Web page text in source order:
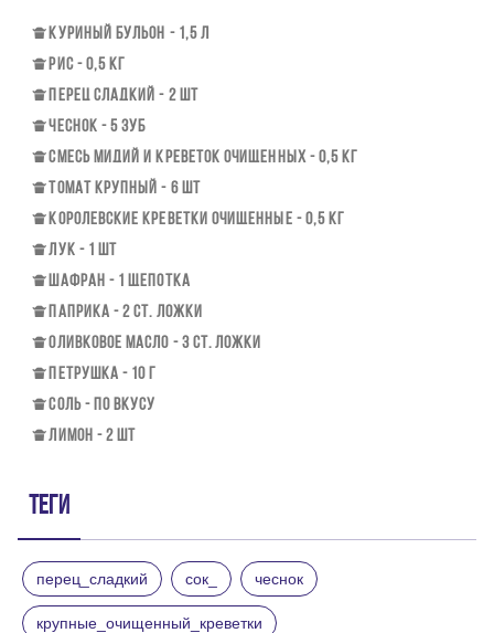
КУРИНЫЙ БУЛЬОН - 1,5 Л
РИС - 0,5 КГ
ПЕРЕЦ СЛАДКИЙ - 2 ШТ
ЧЕСНОК - 5 ЗУБ
СМЕСЬ МИДИЙ И КРЕВЕТОК ОЧИЩЕННЫХ - 0,5 КГ
ТОМАТ КРУПНЫЙ - 6 ШТ
КОРОЛЕВСКИЕ КРЕВЕТКИ ОЧИЩЕННЫЕ - 0,5 КГ
ЛУК - 1 ШТ
ШАФРАН - 1 ЩЕПОТКА
ПАПРИКА - 2 СТ. ЛОЖКИ
ОЛИВКОВОЕ МАСЛО - 3 СТ. ЛОЖКИ
ПЕТРУШКА - 10 Г
СОЛЬ - ПО ВКУСУ
ЛИМОН - 2 ШТ
Теги
перец_сладкий сок_ чеснок
крупные_очищенный_креветки